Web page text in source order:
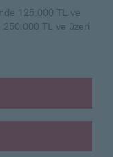
125.000 TL ve
TL ve üzeri